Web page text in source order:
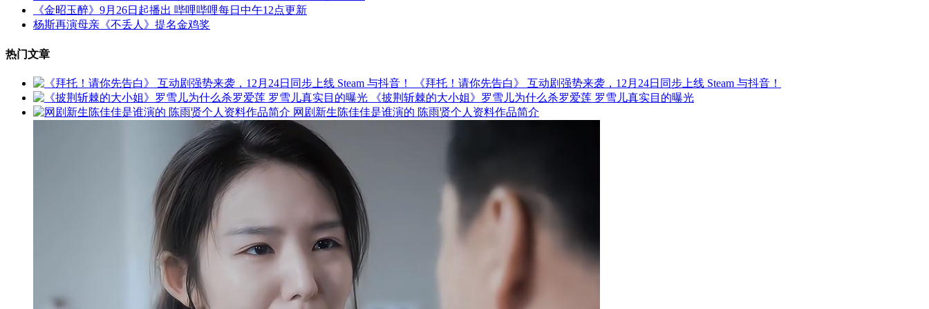
《金昭玉醉》9月26日起播出 哔哩哔哩每日中午12点更新
杨斯再演母亲《不丢人》提名金鸡奖
热门文章
《拜托！请你先告白》 互动剧强势来袭，12月24日同步上线 Steam 与抖音！
《披荆斩棘的大小姐》罗雪儿为什么杀罗爱莲 罗雪儿真实目的曝光
网剧新生陈佳佳是谁演的 陈雨贤个人资料作品简介